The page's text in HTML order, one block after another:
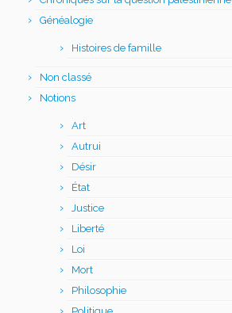
Généalogie
Histoires de famille
Non classé
Notions
Art
Autrui
Désir
État
Justice
Liberté
Loi
Mort
Philosophie